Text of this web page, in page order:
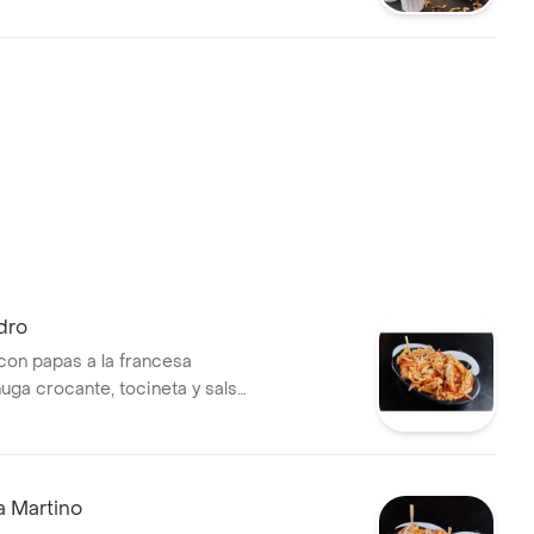
papas a la francesa
crocante, tocineta y salsa
queso mozzarella
Martino